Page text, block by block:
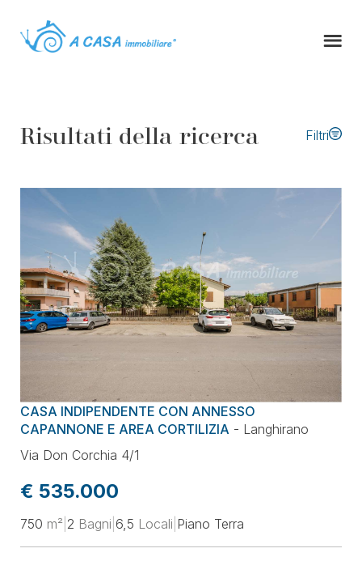
Risultati della ricerca Filtri
Tipo di contratto
Tipologia immobile
Comune
Prezzo
Superficie
Classe energetica
CASA INDIPENDENTE CON ANNESSO
CAPANNONE E AREA CORTILIZIA - Langhirano
Via Don Corchia 4/1
€ 535.000
750 m² 2 Bagni 6,5 Locali Piano Terra